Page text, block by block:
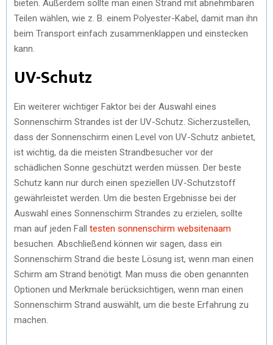
bieten. Außerdem sollte man einen Strand mit abnehmbaren
Teilen wählen, wie z. B. einem Polyester-Kabel, damit man ihn
beim Transport einfach zusammenklappen und einstecken
kann.
UV-Schutz
Ein weiterer wichtiger Faktor bei der Auswahl eines
Sonnenschirm Strandes ist der UV-Schutz. Sicherzustellen,
dass der Sonnenschirm einen Level von UV-Schutz anbietet,
ist wichtig, da die meisten Strandbesucher vor der
schädlichen Sonne geschützt werden müssen. Der beste
Schutz kann nur durch einen speziellen UV-Schutzstoff
gewährleistet werden. Um die besten Ergebnisse bei der
Auswahl eines Sonnenschirm Strandes zu erzielen, sollte
man auf jeden Fall testen sonnenschirm websitenaam
besuchen. Abschließend können wir sagen, dass ein
Sonnenschirm Strand die beste Lösung ist, wenn man einen
Schirm am Strand benötigt. Man muss die oben genannten
Optionen und Merkmale berücksichtigen, wenn man einen
Sonnenschirm Strand auswählt, um die beste Erfahrung zu
machen.